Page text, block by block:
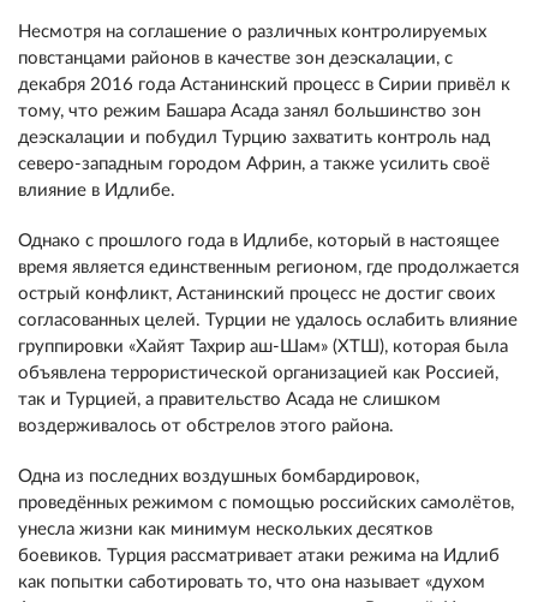
Несмотря на соглашение о различных контролируемых
повстанцами районов в качестве зон деэскалации, с
декабря 2016 года Астанинский процесс в Сирии привёл к
тому, что режим Башара Асада занял большинство зон
деэскалации и побудил Турцию захватить контроль над
северо-западным городом Африн, а также усилить своё
влияние в Идлибе.
Однако с прошлого года в Идлибе, который в настоящее
время является единственным регионом, где продолжается
острый конфликт, Астанинский процесс не достиг своих
согласованных целей. Турции не удалось ослабить влияние
группировки «Хайят Тахрир аш-Шам» (ХТШ), которая была
объявлена террористической организацией как Россией,
так и Турцией, а правительство Асада не слишком
воздерживалось от обстрелов этого района.
Одна из последних воздушных бомбардировок,
проведённых режимом с помощью российских самолётов,
унесла жизни как минимум нескольких десятков
боевиков. Турция рассматривает атаки режима на Идлиб
как попытки саботировать то, что она называет «духом